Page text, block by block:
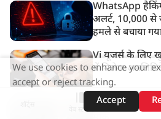
WhatsApp
अलर्ट, 10,000 से
हमले से बचाया
Vi यूजर्स के लिए
में मिलेगा
मोदी सरकार की
वेब स्टोरीज़
We use cookies to enhance your
accept or reject tracking.
Accept